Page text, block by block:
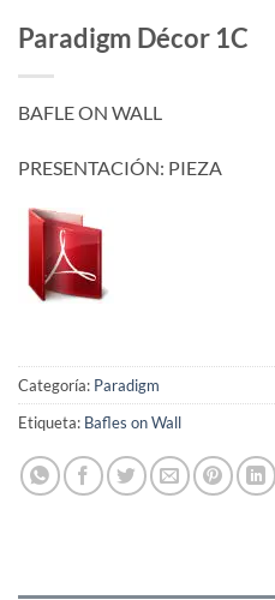
Paradigm Décor 1C
BAFLE ON WALL
PRESENTACIÓN: PIEZA
Categoría: Paradigm
Etiqueta: Bafles on Wall